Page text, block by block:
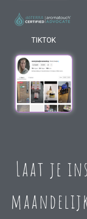
TIKTOK
Laat je